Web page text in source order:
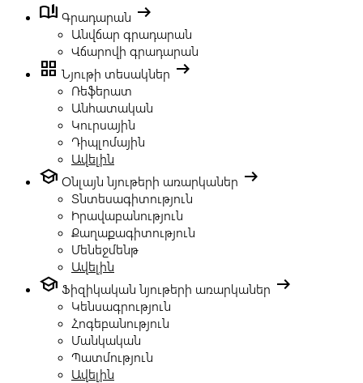
book_ribbon Գրադարան arrow_right_alt
Անվճար գրադարան
Վճարովի գրադարան
grid_view Նյութի տեսակներ arrow_right_alt
Ռեֆերատ
Անհատական
Կուրսային
Դիպլոմային
Ավելին
school Օնլայն նյութերի առարկաներ arrow_right_alt
Տնտեսագիտություն
Իրավաբանություն
Քաղաքագիտություն
Մենեջմենթ
Ավելին
school Ֆիզիկական նյութերի առարկաներ arrow_right_alt
Կենսագրություն
Հոգեբանություն
Մանկական
Պատմություն
Ավելին